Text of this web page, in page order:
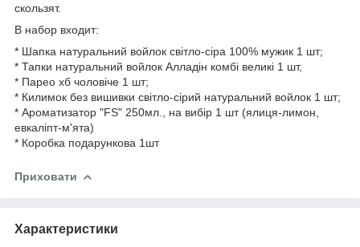
скользят.
В набор входит:
* Шапка натуральний войлок світло-сіра 100% мужик 1 шт;
* Тапки натуральний войлок Алладін комбі великі 1 шт,
* Парео хб чоловіче 1 шт;
* Килимок без вишивки світло-сірий натуральний войлок 1 шт;
* Ароматизатор "FS" 250мл., на вибір 1 шт (ялиця-лимон,
евкаліпт-м'ята)
* Коробка подарункова 1шт
Приховати
Характеристики